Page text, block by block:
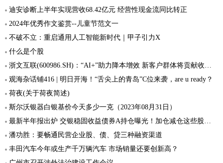
迪安诊断上半年实现营收68.42亿元 经营性现金流同比转正
2024年优秀作文鉴赏--儿童节范文一
不破不立：重启通用人工智能新时代｜甲子引力X
什么是个股
浙文互联(600986.SH)：“AI+”助力降本增效 新客户群体将贡献收入增量
观海杂话铺416 | 明日开海！“舌尖上的青岛”C位来袭，are u ready？
荷夜(关于荷夜简述)
斯尔沃银器白银基价今天多少一克（2023年08月31日）
最新半年报出炉 交银稳固收益债券A持仓曝光！加仓减仓这些股…
潘功胜：要畅通民营企业股、债、贷三种融资渠道
丰田汽车今年或生产千万辆汽车 市场销量还要创新高？